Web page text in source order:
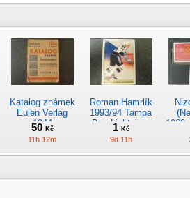
Katalog známek
Eulen Verlag
1944
50 Kč
11h 12m
Roman Hamrlík
1993/94 Tampa
Bay Lightning,
Topps Premier
323
1 Kč
9d 11h